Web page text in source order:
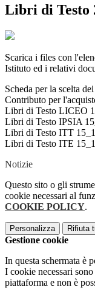
Libri di Testo
Scarica i files con
Istituto ed i relativi
Scheda per la scelta
Contributo per
Libri di Testo LICEO
Libri di Testo IPSIA
Libri di Testo ITT
Libri di Testo ITE
Notizie
Questo sito o gli
cookie necessari al
COOKIE POLICY.
Personalizza Rifiuta
Gestione cookie
In questa schermata è
I cookie necessari
piattaforma e non è